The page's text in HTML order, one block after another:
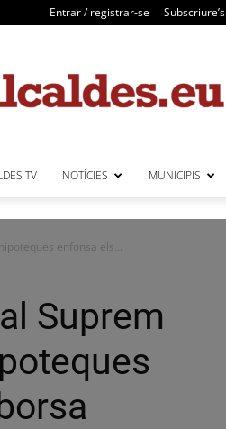
Entrar / registrar-se Subscriure’s
TV NOTÍCIES MUNICIPIS
enfonsa els...
Suprem